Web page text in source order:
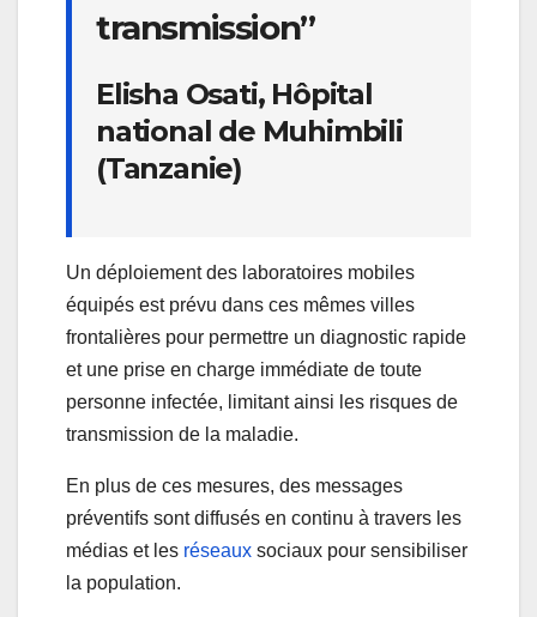
transmission”
Elisha Osati, Hôpital
national de Muhimbili
(Tanzanie)
Un déploiement des laboratoires mobiles
équipés est prévu dans ces mêmes villes
frontalières pour permettre un diagnostic rapide
et une prise en charge immédiate de toute
personne infectée, limitant ainsi les risques de
transmission de la maladie.
En plus de ces mesures, des messages
préventifs sont diffusés en continu à travers les
médias et les réseaux sociaux pour sensibiliser
la population.